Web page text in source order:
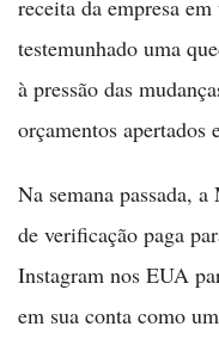
receita da empresa
testemunhado uma
à pressão das
orçamentos apertados
Na semana passada,
de verificação paga
Instagram nos EUA
em sua conta como